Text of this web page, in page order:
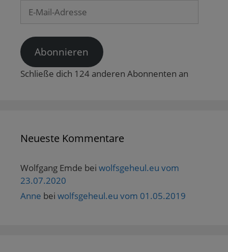
Mail-
Abonnieren
Schließe dich 124 anderen Abonnenten an
Neueste Kommentare
Wolfgang Emde bei wolfsgeheul.eu vom
23.07.2020
Anne bei wolfsgeheul.eu vom 01.05.2019